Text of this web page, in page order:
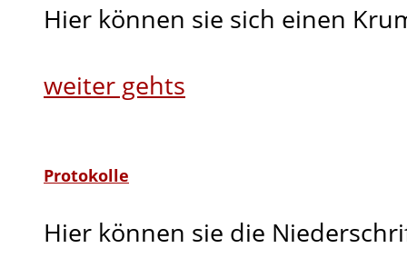
Hier können sie sich einen
weiter gehts
Protokolle
Hier können sie die